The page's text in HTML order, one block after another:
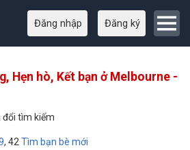
Đăng nhập Đăng ký
Hẹn hò, Kết bạn ở Melbourne -
đổi tìm kiếm
42 Tìm bạn bè mới